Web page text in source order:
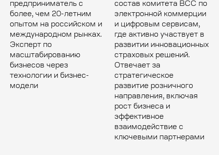
предприниматель с
более, чем 20-летним
опытом на российском и
международном рынках.
Эксперт по
масштабированию
бизнесов через
технологии и бизнес-
модели
состав комитета ВСС по
электронной коммерции
и цифровым сервисам,
где активно участвует в
развитии инновационных
страховых решений.
Отвечает за
стратегическое
развитие розничного
направления, включая
рост бизнеса и
эффективное
взаимодействие с
ключевыми партнерами